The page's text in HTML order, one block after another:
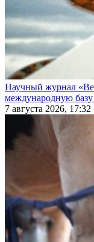
Научный журнал
международную
7 августа 2026, 17:32